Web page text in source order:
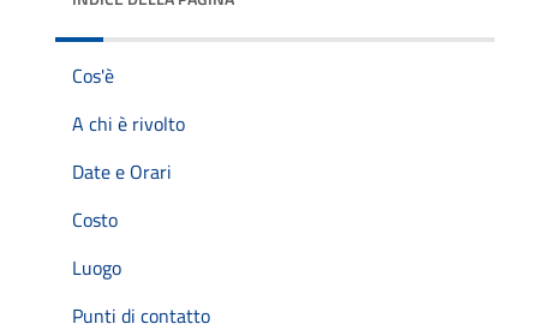
Cos'è
A chi è rivolto
Date e Orari
Costo
Luogo
Punti di contatto